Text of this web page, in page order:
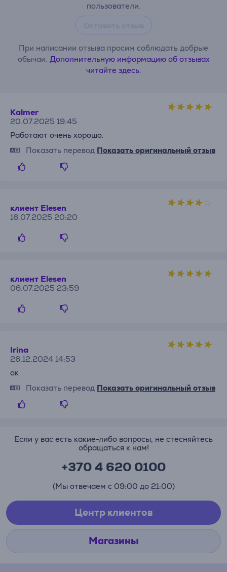
пользователи.
При написании отзыва просим соблюдать добрые
обычаи. Дополнительную информацию об отзывах
читайте здесь.
Kalmer
20.07.2025 19:45
Работают очень хорошо.
Показать перевод Показать оригинальный отзыв
клиент Elesen
16.07.2025 20:20
клиент Elesen
06.07.2025 23:59
Irina
26.12.2024 14:53
ок
Показать перевод Показать оригинальный отзыв
Если у вас есть какие-либо вопросы, не стесняйтесь
обращаться к нам!
+370 4 620 0100
(Мы отвечаем с 09:00 до 21:00)
Центр клиентов
Магазины